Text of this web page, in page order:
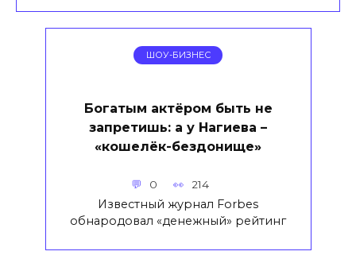
ШОУ-БИЗНЕС
Богатым актёром быть не
запретишь: а у Нагиева –
«кошелёк-бездонище»
0 214
Известный журнал Forbes
обнародовал «денежный» рейтинг